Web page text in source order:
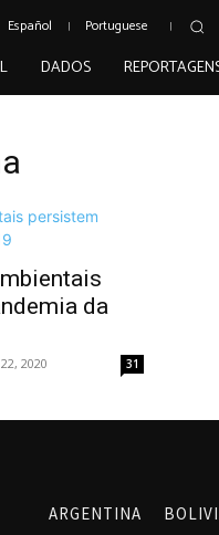
Español Portuguese
DADOS
da
2020 31
ARGENTINA